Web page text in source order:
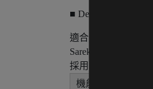
■ Details 特色重點
適合日常穿搭、旅
Sarek 系列偏
採用
機能配置：